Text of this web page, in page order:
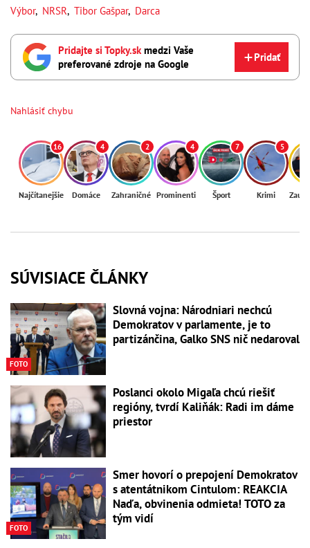
Výbor, NRSR, Tibor Gašpar, Darca
Pridajte si Topky.sk medzi Vaše
preferované zdroje na Google
Pridať
Nahlásiť chybu
16
Najčítanejšie
4
Domáce
2
Zahraničné
4
Prominenti
7
Šport
5
Krimi
SÚVISIACE ČLÁNKY
FOTO
Slovná vojna: Národniari nechcú
Demokratov v parlamente, je to
partizánčina, Galko SNS nič nedaroval
Poslanci okolo Migaľa chcú riešiť
regióny, tvrdí Kaliňák: Radi im dáme
priestor
FOTO
Smer hovorí o prepojení Demokratov
s atentátnikom Cintulom: REAKCIA
Naďa, obvinenia odmieta! TOTO za
tým vidí